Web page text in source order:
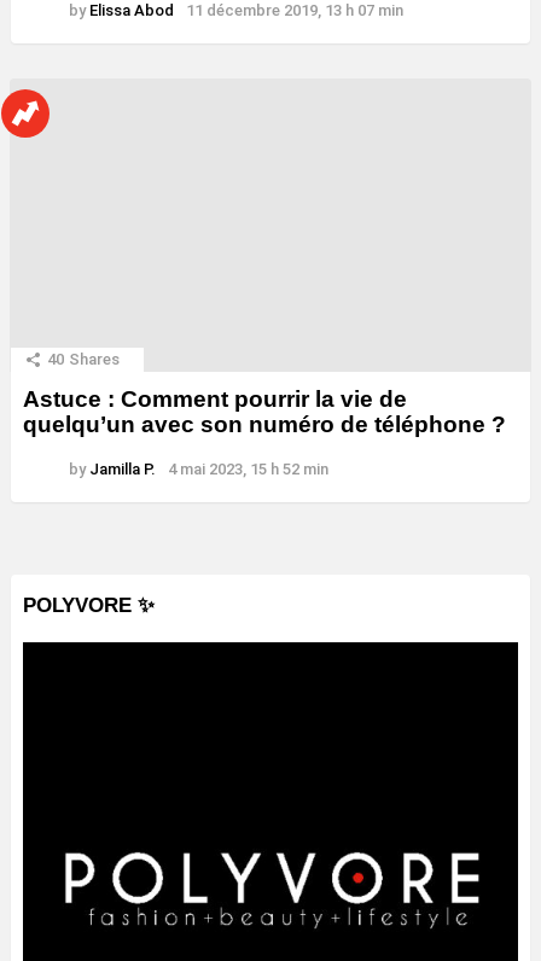
by Elissa Abod 11 décembre 2019, 13 h 07 min
40 Shares
Astuce : Comment pourrir la vie de
quelqu’un avec son numéro de téléphone ?
by Jamilla P. 4 mai 2023, 15 h 52 min
POLYVORE ✨